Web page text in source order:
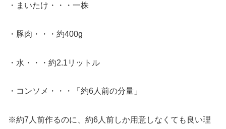
・まいたけ・・・一株
・豚肉・・・約400g
・水・・・約2.1リットル
・コンソメ・・・「約6人前の分量」
※約7人前作るのに、約6人前しか用意しなくても良い理